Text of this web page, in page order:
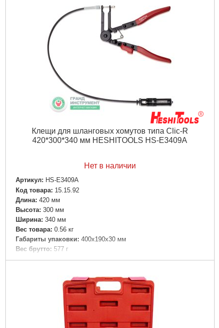
Клещи для шланговых хомутов типа Clic-R
420*300*340 мм HESHITOOLS HS-E3409A
Нет в наличии
Артикул: HS-E3409A
Код товара: 15.15.92
Длина: 420 мм
Высота: 300 мм
Ширина: 340 мм
Вес товара: 0.56 кг
Габариты упаковки: 400x190x30 мм
Вес брутто: 577 г